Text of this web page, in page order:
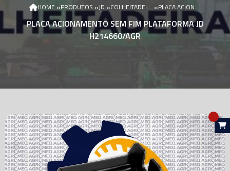
HOME »PRODUTOS »JD » COLHEITADEIRA JD » PLACA ACIONAMENTO SEM FIM PLATAFORMA JD H214660/AGR
PLACA ACIONAMENTO SEM FIM PLATAFORMA JD
H214660/AGR